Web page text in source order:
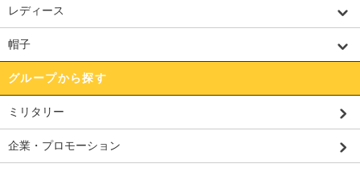
レディース
帽子
グループから探す
ミリタリー
企業・プロモーション